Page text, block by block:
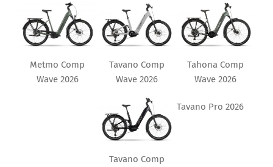
Metmo Comp
Wave 2026
Tavano Comp
Wave 2026
Tavano Comp
Tahona Comp
Wave 2026
Tavano Pro 2026